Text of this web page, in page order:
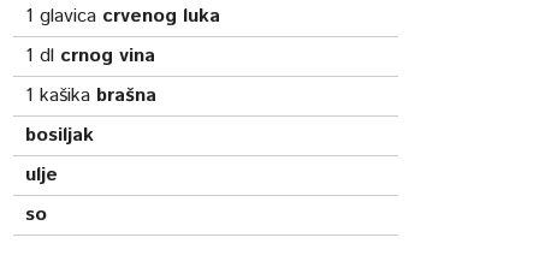
1 glavica crvenog luka
1 dl crnog vina
1 kašika brašna
bosiljak
ulje
so